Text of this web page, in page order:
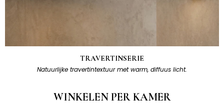
TRAVERTINSERIE
Natuurlijke travertintextuur met warm, diffuus licht.
WINKELEN PER KAMER